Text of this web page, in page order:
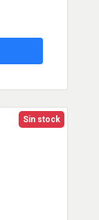
Sin stock